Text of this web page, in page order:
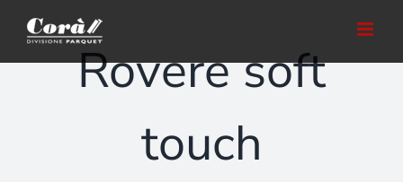
contenutoRovere soft
touch